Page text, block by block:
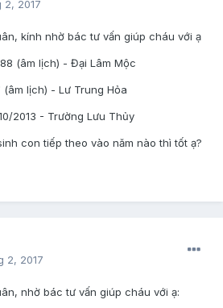
2, 2017
kính nhờ bác tư vấn giúp cháu với ạ
(âm lịch) - Đại Lâm Mộc
lịch) - Lư Trung Hỏa
2013 - Trường Lưu Thủy
con tiếp theo vào năm nào thì tốt ạ?
2, 2017
nhờ bác tư vấn giúp cháu với ạ: